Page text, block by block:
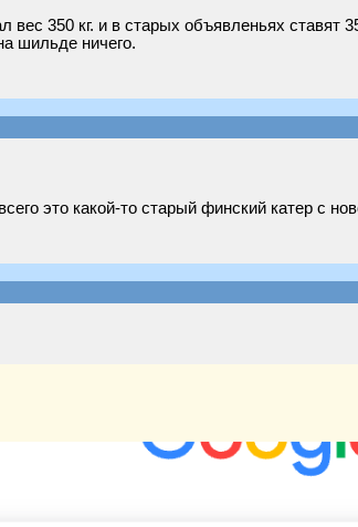
вес 350 кг. и в старых объявленьях ставят
шильде ничего.
это какой-то старый финский катер с